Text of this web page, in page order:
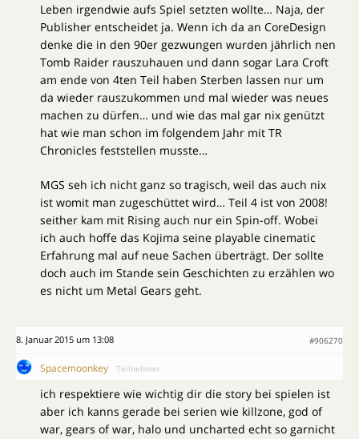
Leben irgendwie aufs Spiel setzten wollte… Naja, der
Publisher entscheidet ja. Wenn ich da an CoreDesign
denke die in den 90er gezwungen wurden jährlich nen
Tomb Raider rauszuhauen und dann sogar Lara Croft
am ende von 4ten Teil haben Sterben lassen nur um
da wieder rauszukommen und mal wieder was neues
machen zu dürfen… und wie das mal gar nix genützt
hat wie man schon im folgendem Jahr mit TR
Chronicles feststellen musste…
MGS seh ich nicht ganz so tragisch, weil das auch nix
ist womit man zugeschüttet wird… Teil 4 ist von 2008!
seither kam mit Rising auch nur ein Spin-off. Wobei
ich auch hoffe das Kojima seine playable cinematic
Erfahrung mal auf neue Sachen überträgt. Der sollte
doch auch im Stande sein Geschichten zu erzählen wo
es nicht um Metal Gears geht.
8. Januar 2015 um 13:08 #906270
Spacemoonkey Teilnehmer
ich respektiere wie wichtig dir die story bei spielen ist
aber ich kanns gerade bei serien wie killzone, god of
war, gears of war, halo und uncharted echt so garnicht